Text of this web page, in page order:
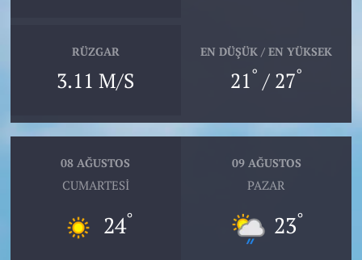
RÜZGAR
3.11 M/S
EN DÜŞÜK / EN YÜKSEK
21° / 27°
08 AĞUSTOS
CUMARTESI
24°
09 AĞUSTOS
PAZAR
23°